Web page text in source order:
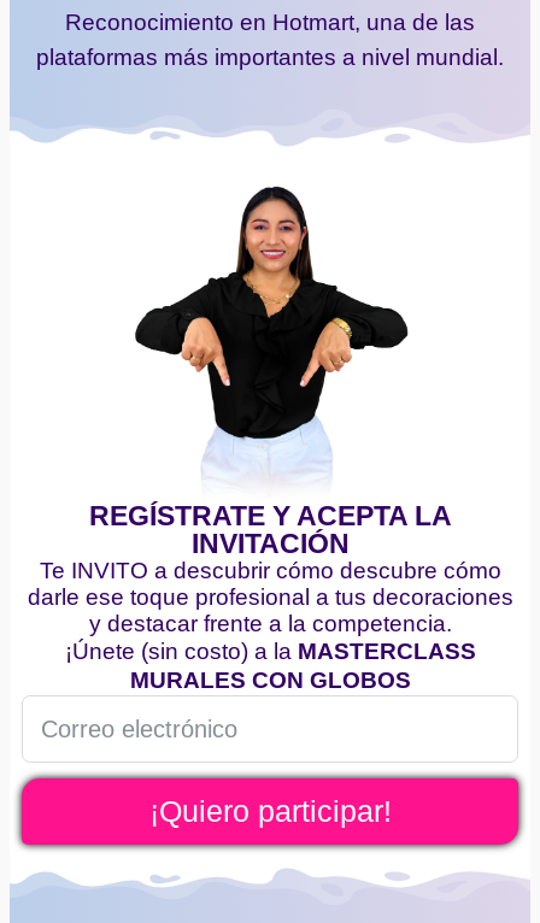
Reconocimiento en Hotmart, una de las
plataformas más importantes a nivel mundial.
REGÍSTRATE Y ACEPTA LA
INVITACIÓN
Te INVITO a descubrir cómo descubre cómo
darle ese toque profesional a tus decoraciones
y destacar frente a la competencia.
¡Únete (sin costo) a la MASTERCLASS
MURALES CON GLOBOS
¡Quiero participar!